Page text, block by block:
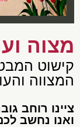
מצוה
קישוט
המצווה
צײנו רוחב
ואנו נחשב